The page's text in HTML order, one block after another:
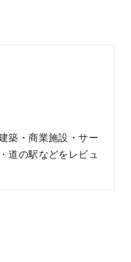
築・商業施設・サー
道の駅などをレビュ